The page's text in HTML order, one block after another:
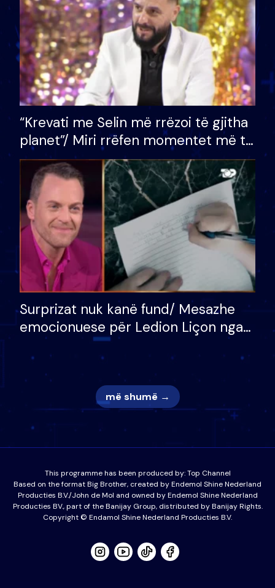
“Krevati me Selin më rrëzoi të gjitha
planet”/ Miri rrëfen momentet më të
bukura në shtëpinë e BB VIP: Do më
mungojë zilja e mëngjesit kur…
Surprizat nuk kanë fund/ Mesazhe
emocionuese për Ledion Liçon nga
nëna dhe fëmijët e tij, moderatori
nuk i mban dot lotët: Nuk meritoj…
më shumë →
This programme has been produced by:Top Channel
Based on the format Big Brother, created by Endemol Shine Nederland
Producties B.V./John de Mol and owned by Endemol Shine Nederland
Producties BV., part of the Banijay Group, distributed by Banijay Rights.
Copyright © Endamol Shine Nederland Producties B.V.